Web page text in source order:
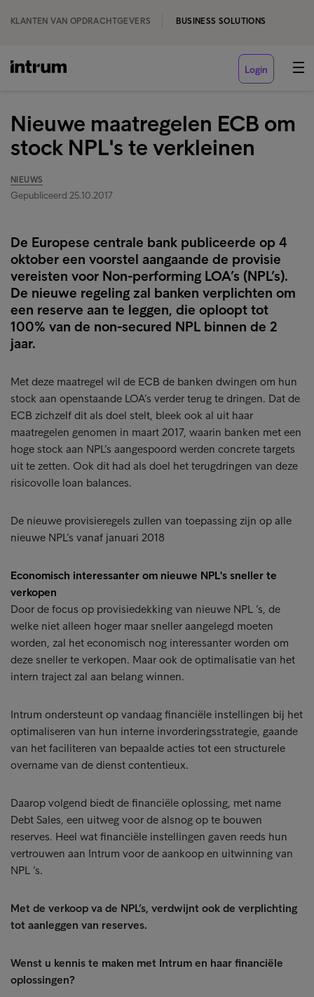
KLANTEN VAN OPDRACHTGEVERS BUSINESS SOLUTIONS
Login
Nieuwe maatregelen ECB om
stock NPL's te verkleinen
NIEUWS
Gepubliceerd 25.10.2017
De Europese centrale bank publiceerde op 4
oktober een voorstel aangaande de provisie
vereisten voor Non-performing LOA’s (NPL’s).
De nieuwe regeling zal banken verplichten om
een reserve aan te leggen, die oploopt tot
100% van de non-secured NPL binnen de 2
jaar.
Met deze maatregel wil de ECB de banken dwingen om hun
stock aan openstaande LOA’s verder terug te dringen. Dat de
ECB zichzelf dit als doel stelt, bleek ook al uit haar
maatregelen genomen in maart 2017, waarin banken met een
hoge stock aan NPL’s aangespoord werden concrete targets
uit te zetten. Ook dit had als doel het terugdringen van deze
risicovolle loan balances.
De nieuwe provisieregels zullen van toepassing zijn op alle
nieuwe NPL’s vanaf januari 2018
Economisch interessanter om nieuwe NPL's sneller te
verkopen
Door de focus op provisiedekking van nieuwe NPL ’s, de
welke niet alleen hoger maar sneller aangelegd moeten
worden, zal het economisch nog interessanter worden om
deze sneller te verkopen. Maar ook de optimalisatie van het
intern traject zal aan belang winnen.
Intrum ondersteunt op vandaag financiële instellingen bij het
optimaliseren van hun interne invorderingsstrategie, gaande
van het faciliteren van bepaalde acties tot een structurele
overname van de dienst contentieux.
Daarop volgend biedt de financiële oplossing, met name
Debt Sales, een uitweg voor de alsnog op te bouwen
reserves. Heel wat financiële instellingen gaven reeds hun
vertrouwen aan Intrum voor de aankoop en uitwinning van
NPL ’s.
Met de verkoop va de NPL’s, verdwijnt ook de verplichting
tot aanleggen van reserves.
Wenst u kennis te maken met Intrum en haar financiële
oplossingen?